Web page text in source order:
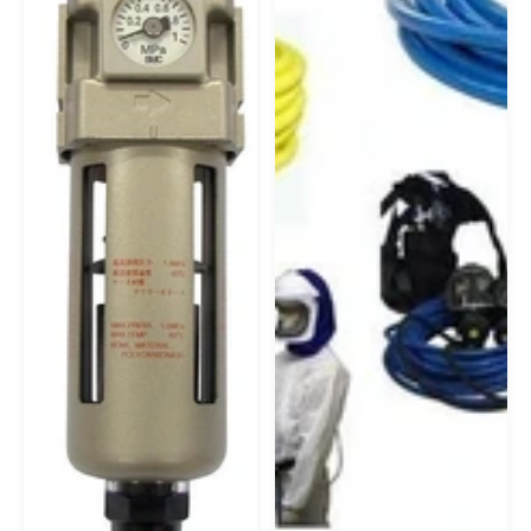
Empresas De Gases Industriais
Gás Argônio Em Rio Claro
Empresas De Gases Medicinais
Empresas Fornecedoras De Gases
Medicinais
Argônio Analítico Em Piracicaba
Fornecedores De Gás Argônio
Argônio Líquido Em Piracicaba